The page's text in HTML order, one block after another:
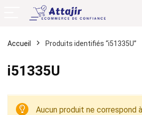
Accueil Produits identifiés “i51335U”
i51335U
Aucun produit ne correspond